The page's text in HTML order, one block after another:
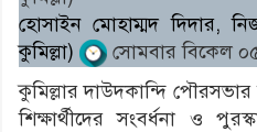
হোসাইন মোহাম্মদ দিদার,
কুমিল্লা)
সোমবার বিকেল
কুমিল্লার দাউদকান্দি পৌরসভার
শিক্ষার্থীদের সংবর্ধনা ও